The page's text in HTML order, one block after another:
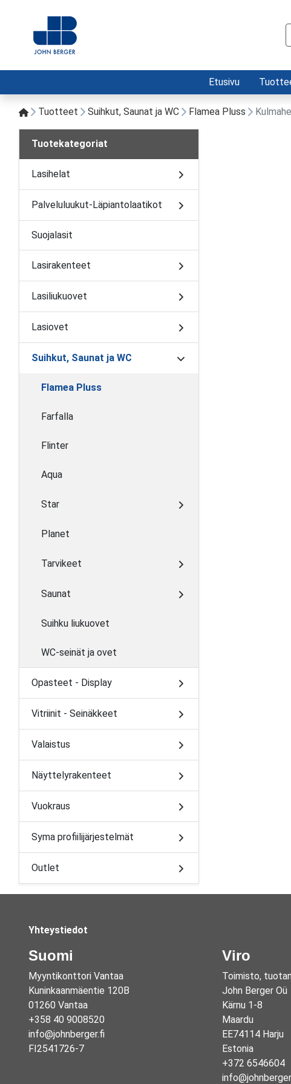
Etusivu
Tuotteet Suihkut, Saunat ja WC Flamea Pluss
Tuotekategoriat
Lasihelat
Palveluluukut-Läpiantolaatikot
Suojalasit
Lasirakenteet
Lasiliukuovet
Lasiovet
Suihkut, Saunat ja WC
Flamea Pluss
Farfalla
Flinter
Aqua
Star
Planet
Tarvikeet
Saunat
Suihku liukuovet
WC-seinät ja ovet
Opasteet - Display
Vitriinit - Seinäkkeet
Valaistus
Näyttelyrakenteet
Vuokraus
Syma profiilijärjestelmät
Outlet
Yhteystiedot
Suomi
Myyntikonttori Vantaa
Kuninkaanmäentie 120B
01260 Vantaa
+358 40 9008520
info@johnberger.fi
FI2541726-7
Viro
Toimisto,
John Berger Oü
Kärnu 1-8
Maardu
EE74114 Harju
Estonia
+372 6546604